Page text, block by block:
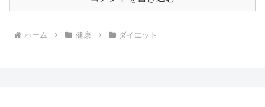
ホーム 健康 ダイエット